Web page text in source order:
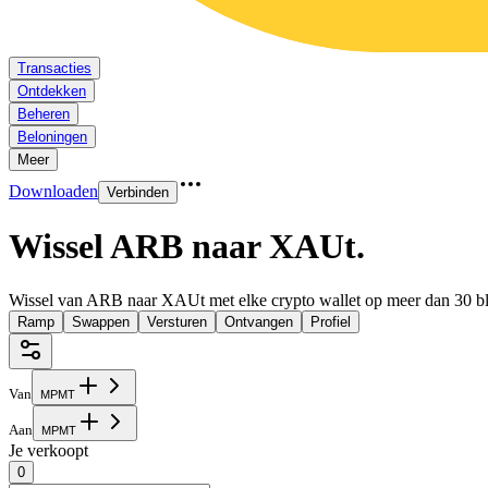
Transacties
Ontdekken
Beheren
Beloningen
Meer
Downloaden Verbinden
Wissel ARB naar XAUt.
Wissel van ARB naar XAUt met elke crypto wallet op meer dan 30
Ramp Swappen Versturen Ontvangen Profiel
Van MPMT
Aan MPMT
Je verkoopt
0